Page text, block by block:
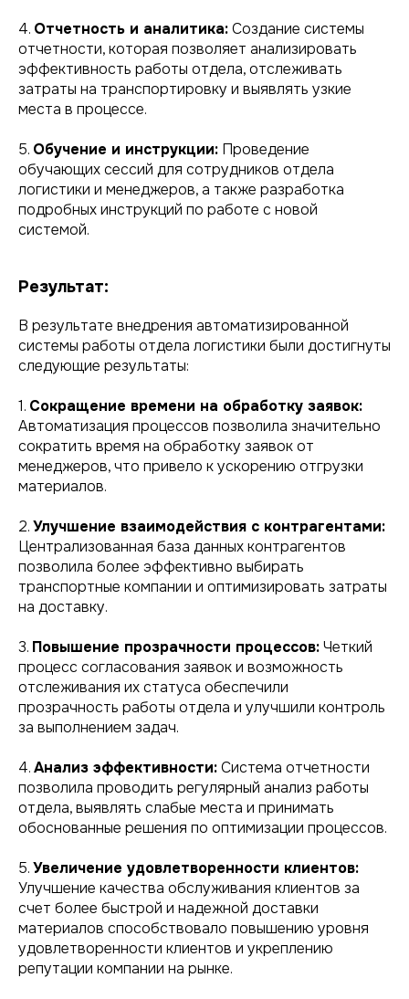
4. Отчетность и аналитика:Создание системы
отчетности, которая позволяет анализировать
эффективность работы отдела, отслеживать
затраты на транспортировку и выявлять узкие
места в процессе.
5. Обучение и инструкции: Проведение
обучающих сессий для сотрудников отдела
логистики и менеджеров, а также разработка
подробных инструкций по работе с новой
системой.
Результат:
В результате внедрения автоматизированной
системы работы отдела логистики были достигнуты
следующие результаты:
1. Сокращение времени на обработку заявок:
Автоматизация процессов позволила значительно
сократить время на обработку заявок от
менеджеров, что привело к ускорению отгрузки
материалов.
2.Улучшение взаимодействия с контрагентами:
Централизованная база данных контрагентов
позволила более эффективно выбирать
транспортные компании и оптимизировать затраты
на доставку.
3. Повышение прозрачности процессов:Четкий
процесс согласования заявок и возможность
отслеживания их статуса обеспечили
прозрачность работы отдела и улучшили контроль
за выполнением задач.
4.Анализ эффективности:Система отчетности
позволила проводить регулярный анализ работы
отдела, выявлять слабые места и принимать
обоснованные решения по оптимизации процессов.
5.Увеличение удовлетворенности клиентов:
Улучшение качества обслуживания клиентов за
счет более быстрой и надежной доставки
материалов способствовало повышению уровня
удовлетворенности клиентов и укреплению
репутации компании на рынке.